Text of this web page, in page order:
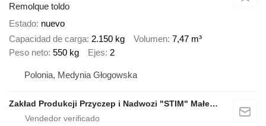
Remolque toldo
Estado nuevo
Capacidad de carga 2.150 kg Volumen 7,47 m³
Peso neto 550 kg Ejes 2
Polonia, Medynia Głogowska
Zakład Produkcji Przyczep i Nadwozi "STIM" Małecki s.j.